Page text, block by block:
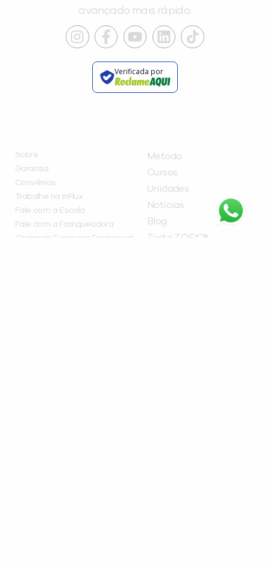
avançado mais rápido.
Verificada por
Sobre
Garantia
Convênios
Trabalhe na inFlux
Fale com a Escola
Fale com a Franqueadora
Common European Framework
Método
Cursos
Unidades
Notícias
Blog
Teste TOEIC®